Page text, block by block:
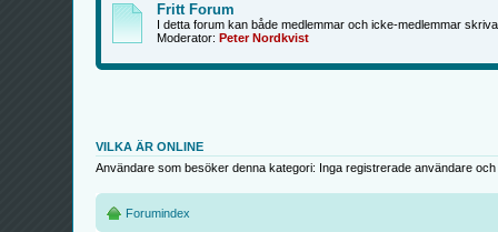
Fritt Forum
I detta forum kan både medlemmar och icke-medlemmar
Moderator: Peter Nordkvist
VILKA ÄR ONLINE
Användare som besöker denna kategori: Inga registrerade användare
Forumindex